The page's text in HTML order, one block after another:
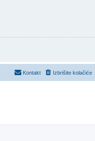
Izbrišite kolačiće
Kontakt